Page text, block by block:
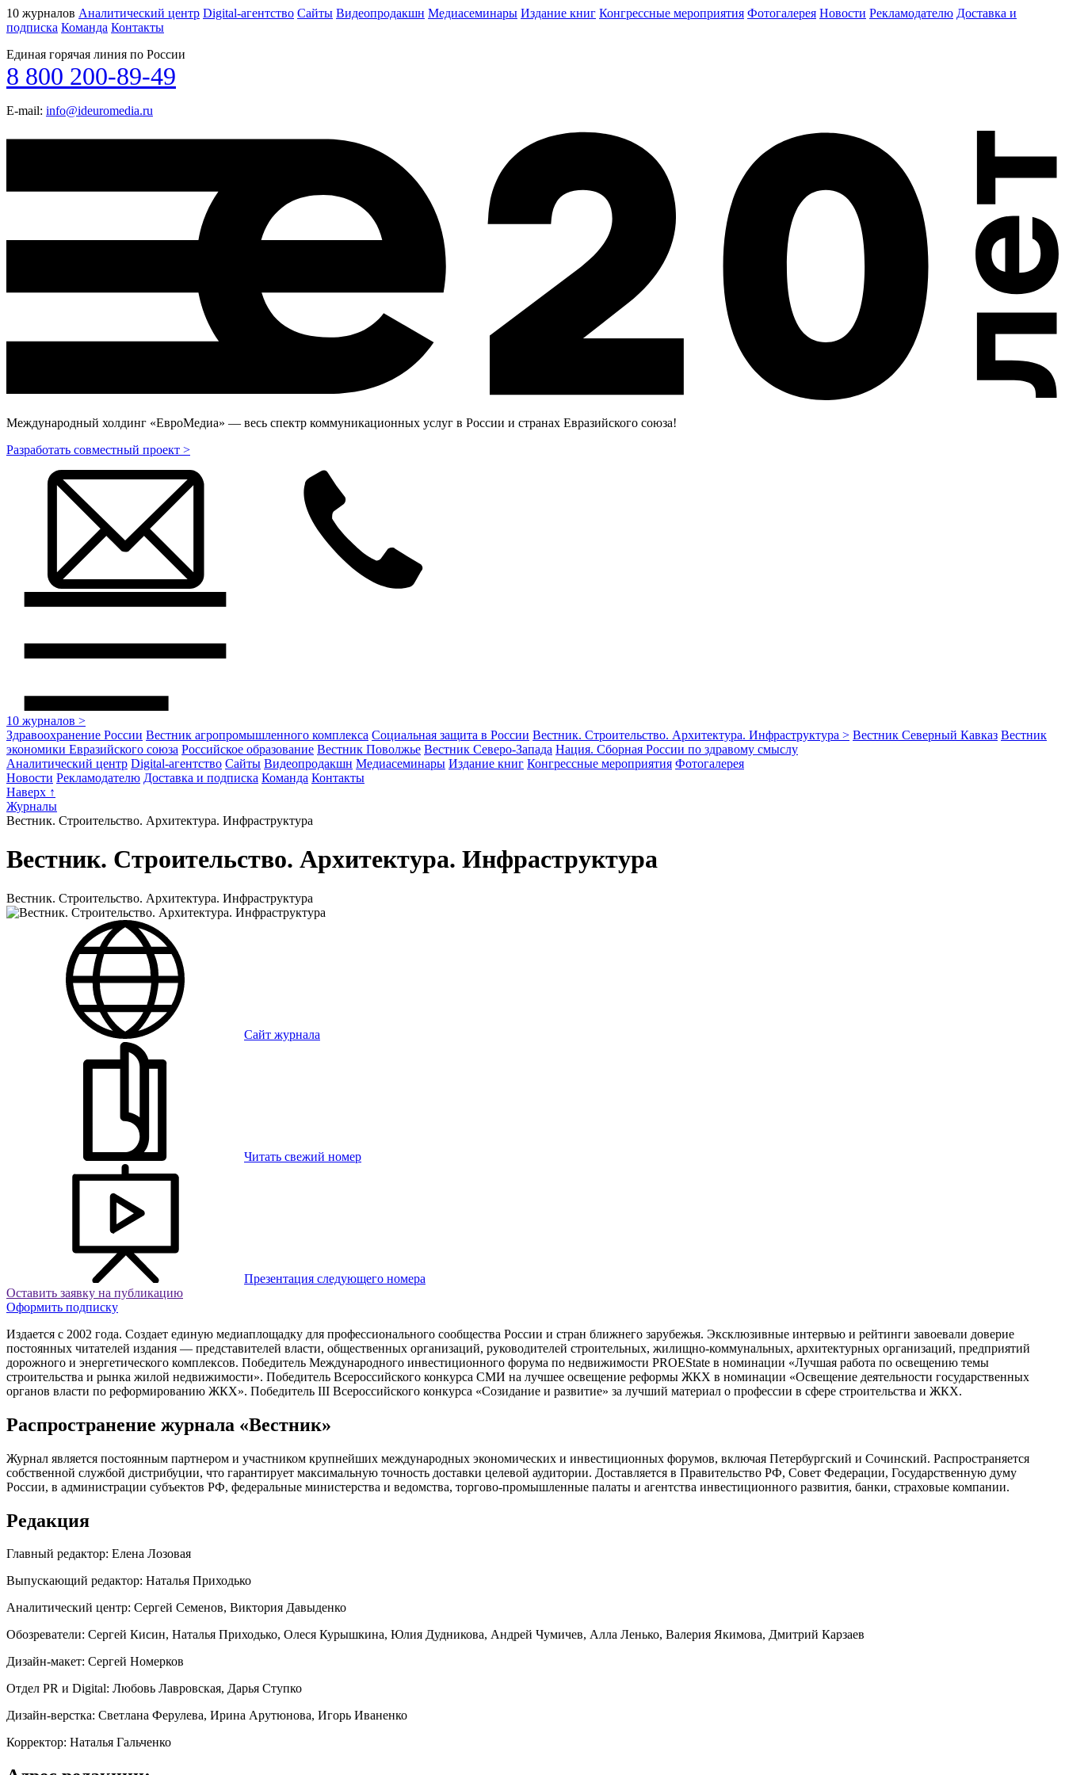
10 журналов Аналитический центр Digital-агентство Сайты Видеопродакшн Медиасеминары Издание книг Конгрессные мероприятия Фотогалерея Новости Рекламодателю Доставка и
подписка Команда Контакты
Единая горячая линия по России
8 800 200-89-49
E-mail: info@ideuromedia.ru
Международный холдинг «ЕвроМедиа» — весь спектр коммуникационных услуг в России и странах Евразийского союза!
Разработать совместный проект >
10 журналов >
Здравоохранение России Вестник агропромышлен­ного комплекса Социальная защита в России Вестник. Строительство. Архитектура. Инфраструктура > Вестник Северный Кавказ Вестник
экономики Евразийского союза Российское образование Вестник Поволжье Вестник Северо-Запада Нация. Сборная России по здравому смыслу
Аналитический центр Digital-агентство Сайты Видеопродакшн Медиасеминары Издание книг Конгрессные мероприятия Фотогалерея
Новости Рекламодателю Доставка и подписка Команда Контакты
Наверх ↑
Журналы
Вестник. Строительство. Архитектура. Инфраструктура
Вестник. Строительство. Архитектура. Инфраструктура
Вестник. Строительство. Архитектура. Инфраструктура
Сайт журнала
Читать свежий номер
Презентация следующего номера
Оставить заявку на публикацию
Оформить подписку
Издается с 2002 года. Создает единую медиаплощадку для профессионального сообщества России и стран ближнего зарубежья. Эксклюзивные интервью и рейтинги завоевали доверие
постоянных читателей издания — представителей власти, общественных организаций, руководителей строительных, жилищно-коммунальных, архитектурных организаций, предприятий
дорожного и энергетического комплексов. Победитель Международного инвестиционного форума по недвижимости PROEState в номинации «Лучшая работа по освещению темы
строительства и рынка жилой недвижимости». Победитель Всероссийского конкурса СМИ на лучшее освещение реформы ЖКХ в номинации «Освещение деятельности государственных
органов власти по реформированию ЖКХ». Победитель III Всероссийского конкурса «Созидание и развитие» за лучший материал о профессии в сфере строительства и ЖКХ.
Распространение журнала «Вестник»
Журнал является постоянным партнером и участником крупнейших международных экономических и инвестиционных форумов, включая Петербургский и Сочинский. Распространяется
собственной службой дистрибуции, что гарантирует максимальную точность доставки целевой аудитории. Доставляется в Правительство РФ, Совет Федерации, Государственную думу
России, в администрации субъектов РФ, федеральные министерства и ведомства, торгово-промышленные палаты и агентства инвестиционного развития, банки, страховые компании.
Редакция
Главный редактор: Елена Лозовая
Выпускающий редактор: Наталья Приходько
Аналитический центр: Сергей Семенов, Виктория Давыденко
Обозреватели: Сергей Кисин, Наталья Приходько, Олеся Курышкина, Юлия Дудникова, Андрей Чумичев, Алла Ленько, Валерия Якимова, Дмитрий Карзаев
Дизайн-макет: Сергей Номерков
Отдел PR и Digital: Любовь Лавровская, Дарья Ступко
Дизайн-верстка: Светлана Ферулева, Ирина Арутюнова, Игорь Иваненко
Корректор: Наталья Гальченко